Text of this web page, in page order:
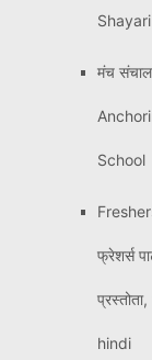
मंच
School
फ्रेशर्स
hindi